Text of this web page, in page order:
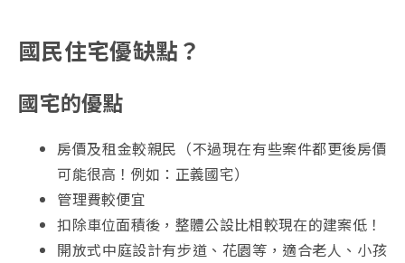
國民住宅優缺點？
國宅的優點
房價及租金較親民（不過現在有些案件都更後房價
可能很高！例如：正義國宅）
管理費較便宜
扣除車位面積後，整體公設比相較現在的建案低！
開放式中庭設計有步道、花園等，適合老人、小孩